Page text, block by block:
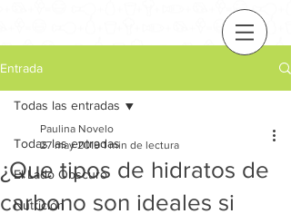
Entrada
Todas las entradas
El Lado Obscuro
Nutrición
Todas las entradas
¿Que tipos de hidratos de
carbono son ideales si
Paulina Novelo
27 may 2019 1 min de lectura